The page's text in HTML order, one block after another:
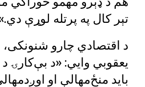
تېر کال په پرتله لوړې
د اقتصادي چارو
یعقوبي وايي: «د بې‌کارۍ د
باید منځ‌مهالې او